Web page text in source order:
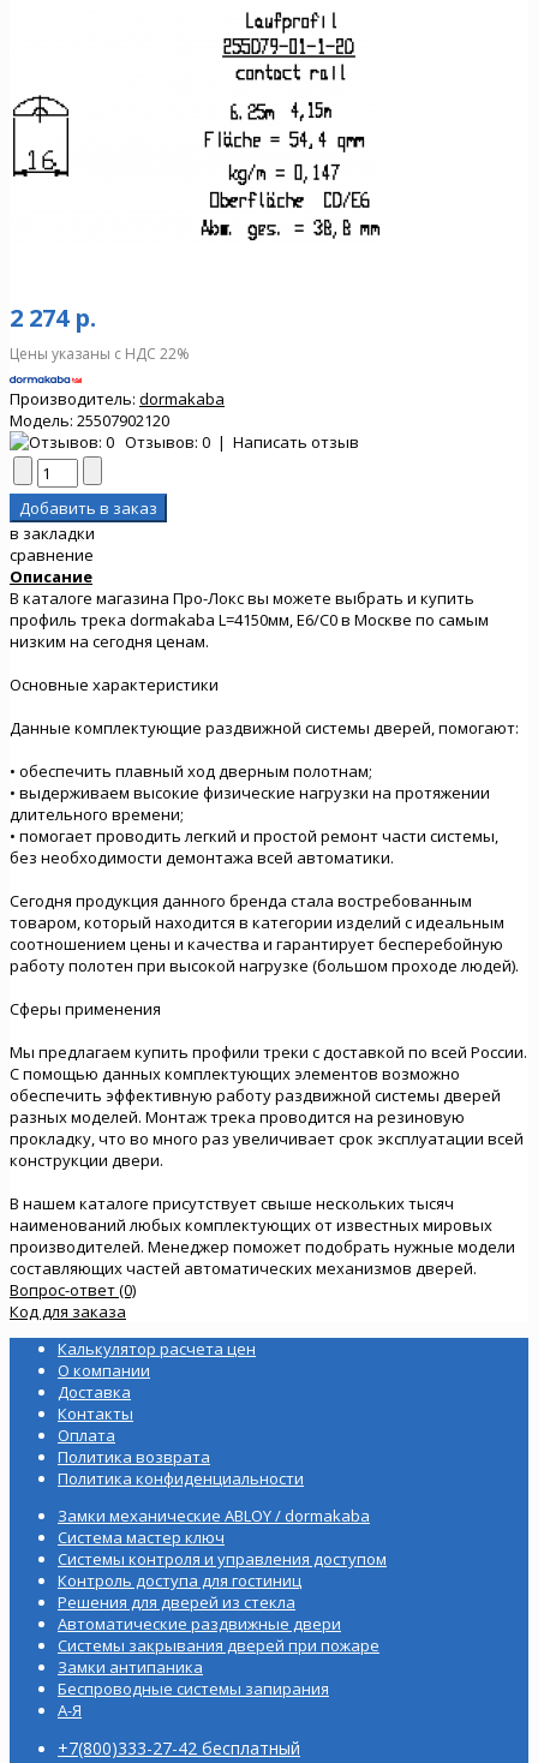
2 274 р.
Цены указаны с НДС 22%
Производитель: dormakaba
Модель: 25507902120
Отзывов: 0 | Написать отзыв
в закладки
сравнение
Описание
В каталоге магазина Про-Локс вы можете выбрать и купить
профиль трека dormakaba L=4150мм, E6/C0 в Москве по самым
низким на сегодня ценам.
Основные характеристики
Данные комплектующие раздвижной системы дверей, помогают:
• обеспечить плавный ход дверным полотнам;
• выдерживаем высокие физические нагрузки на протяжении
длительного времени;
• помогает проводить легкий и простой ремонт части системы,
без необходимости демонтажа всей автоматики.
Сегодня продукция данного бренда стала востребованным
товаром, который находится в категории изделий с идеальным
соотношением цены и качества и гарантирует бесперебойную
работу полотен при высокой нагрузке (большом проходе людей).
Сферы применения
Мы предлагаем купить профили треки с доставкой по всей России.
С помощью данных комплектующих элементов возможно
обеспечить эффективную работу раздвижной системы дверей
разных моделей. Монтаж трека проводится на резиновую
прокладку, что во много раз увеличивает срок эксплуатации всей
конструкции двери.
В нашем каталоге присутствует свыше нескольких тысяч
наименований любых комплектующих от известных мировых
производителей. Менеджер поможет подобрать нужные модели
составляющих частей автоматических механизмов дверей.
Вопрос-ответ (0)
Код для заказа
Калькулятор расчета цен
О компании
Доставка
Контакты
Оплата
Политика возврата
Политика конфиденциальности
Замки механические ABLOY / dormakaba
Система мастер ключ
Системы контроля и управления доступом
Контроль доступа для гостиниц
Решения для дверей из стекла
Автоматические раздвижные двери
Системы закрывания дверей при пожаре
Замки антипаника
Беспроводные системы запирания
А-Я
+7(800)333-27-42 бесплатный